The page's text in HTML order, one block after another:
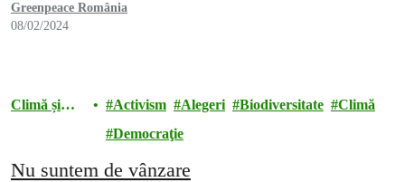
Greenpeace România
08/02/2024
Climă și
Activism Alegeri Biodiversitate
Climă
Democraţie
Nu suntem de vânzare